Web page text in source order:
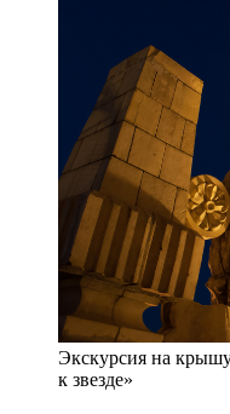
Экскурсия на
к звезде»